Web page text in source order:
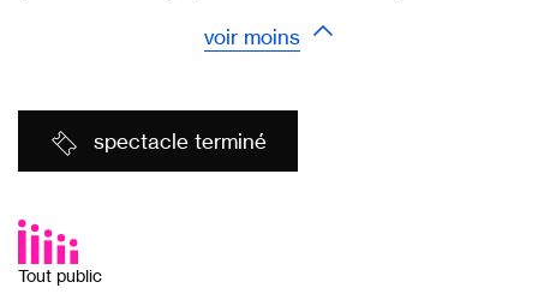
voir moins
spectacle terminé
Tout public